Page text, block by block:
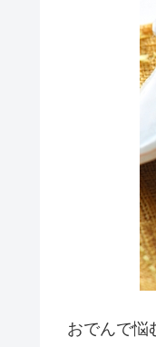
おでんで悩